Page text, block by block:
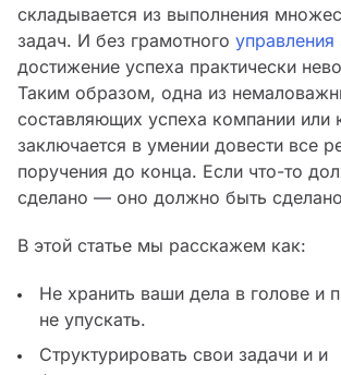
складывается из выполнения
задач. И без грамотного
достижение успеха практически
Таким образом, одна из
составляющих успеха компании или
заключается в умении довести все
поручения до конца. Если что-то
сделано — оно должно быть
В этой статье мы расскажем как:
Не хранить ваши дела в голове и
не упускать.
Структурировать свои задачи и и